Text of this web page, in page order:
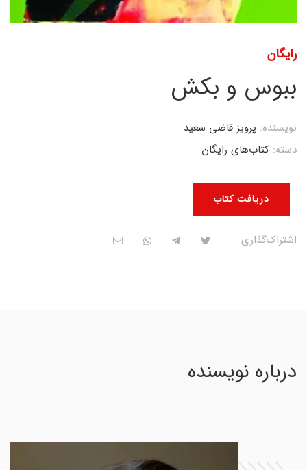
رایگان
ببوس و بکش
دریافت کتاب
نویسنده: پرویز قاضی سعید
دسته: کتاب‌های رایگان
اشتراک‌گذاری
درباره نویسنده